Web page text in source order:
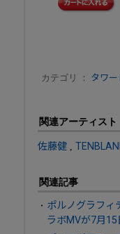
カテゴリ ： タワ
関連アーティスト
佐藤健
関連記事
ポルノグラフィ
ラボMVが7月